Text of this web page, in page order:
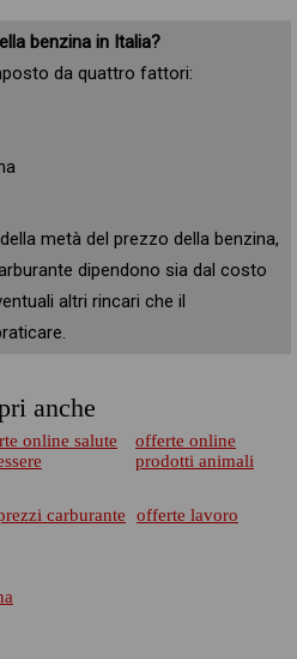
benzina in Italia?
da quattro fattori:
metà del prezzo della benzina,
dipendono sia dal costo
altri rincari che il
anche
online salute
offerte online
prodotti animali
carburante
offerte lavoro